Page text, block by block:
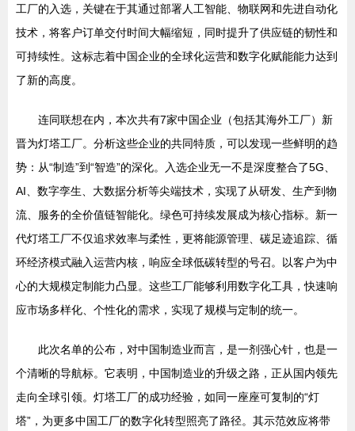
工厂的入选，关键在于其通过部署人工智能、物联网和先进自动化
技术，将客户订单交付时间大幅缩短，同时提升了供应链的韧性和
可持续性。这标志着中国企业的全球化运营和数字化赋能能力达到
了新的高度。
连同联想在内，本次共有7家中国企业（包括其海外工厂）新
晋为灯塔工厂。分析这些企业的共同特质，可以发现一些鲜明的趋
势：从“制造”到“智造”的深化。入选企业无一不是深度整合了5G、
AI、数字孪生、大数据分析等尖端技术，实现了从研发、生产到物
流、服务的全价值链智能化。绿色可持续发展成为核心指标。新一
代灯塔工厂不仅追求效率与柔性，更将能源管理、碳足迹追踪、循
环经济模式融入运营内核，响应全球低碳转型的号召。以客户为中
心的大规模定制能力凸显。这些工厂能够利用数字化工具，快速响
应市场多样化、个性化的需求，实现了规模与定制的统一。
此次名单的公布，对中国制造业而言，是一剂强心针，也是一
个清晰的导航标。它表明，中国制造业的升级之路，正从国内领先
走向全球引领。灯塔工厂的成功经验，如同一座座可复制的“灯
塔”，为更多中国工厂的数字化转型照亮了路径。其示范效应将带